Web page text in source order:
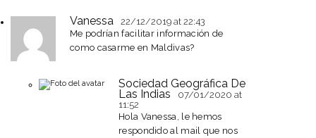
Vanessa 22/12/2019 at 22:43
Me podrían facilitar información de
como casarme en Maldivas?
Sociedad Geográfica De
Las Indias 07/01/2020 at
11:52
Hola Vanessa, le hemos
respondido al mail que nos